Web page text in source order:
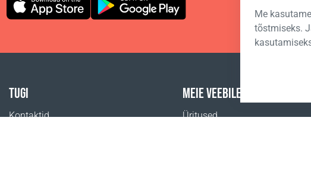
Me
tõstmiseks.
TUGI
Kontaktid
MEIE VEEBILEHED
Üritused